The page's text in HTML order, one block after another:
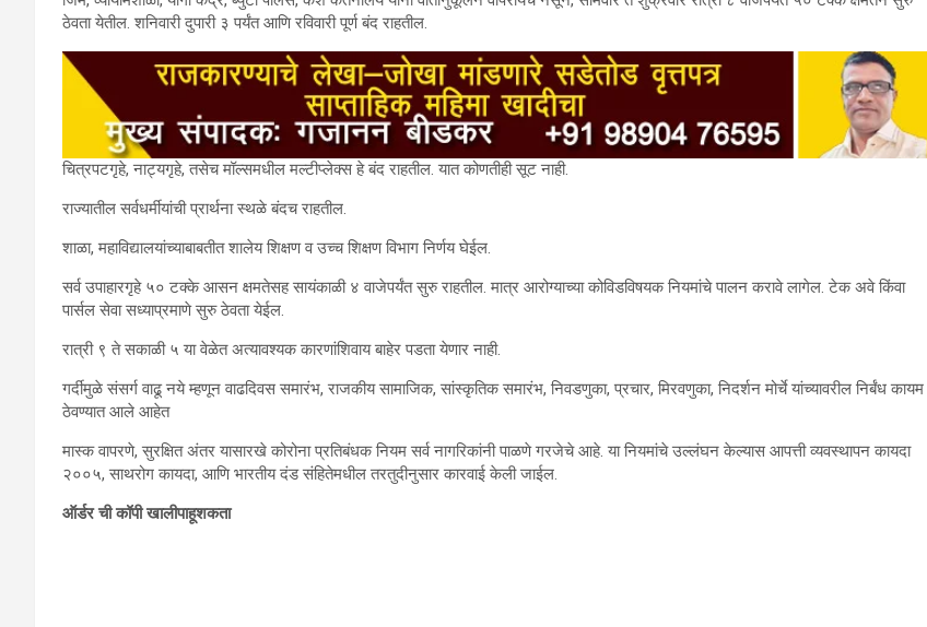
ठेवता येतील. शनिवारी दुपारी ३ पर्यंत आणि रविवारी पूर्ण बंद राहतील.
चित्रपटगृहे, नाट्यगृहे, तसेच मॉल्समधील मल्टीप्लेक्स हे बंद राहतील. यात कोणतीही सूट नाही.
राज्यातील सर्वधर्मीयांची प्रार्थना स्थळे बंदच राहतील.
शाळा, महाविद्यालयांच्याबाबतीत शालेय शिक्षण व उच्च शिक्षण विभाग निर्णय घेईल.
सर्व उपाहारगृहे ५० टक्के आसन क्षमतेसह सायंकाळी ४ वाजेपर्यंत सुरु राहतील. मात्र आरोग्याच्या कोविडविषयक नियमांचे पालन करावे लागेल. टेक अवे किंवा
पार्सल सेवा सध्याप्रमाणे सुरु ठेवता येईल.
रात्री ९ ते सकाळी ५ या वेळेत अत्यावश्यक कारणांशिवाय बाहेर पडता येणार नाही.
गर्दीमुळे संसर्ग वाढू नये म्हणून वाढदिवस समारंभ, राजकीय सामाजिक, सांस्कृतिक समारंभ, निवडणुका, प्रचार, मिरवणुका, निदर्शन मोर्चे यांच्यावरील निर्बंध कायम
ठेवण्यात आले आहेत
मास्क वापरणे, सुरक्षित अंतर यासारखे कोरोना प्रतिबंधक नियम सर्व नागरिकांनी पाळणे गरजेचे आहे. या नियमांचे उल्लंघन केल्यास आपत्ती व्यवस्थापन कायदा
२००५, साथरोग कायदा, आणि भारतीय दंड संहितेमधील तरतुदीनुसार कारवाई केली जाईल.
ऑर्डर ची कॉपी खालीपाहूशकता